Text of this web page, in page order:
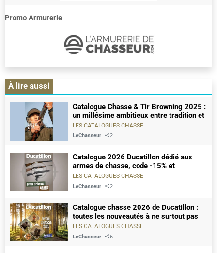
chasseurs
Promo Armurerie
À lire aussi
Catalogue Chasse & Tir Browning 2025 :
un millésime ambitieux entre tradition et
innovation
LES CATALOGUES CHASSE
LeChasseur 2
Catalogue 2026 Ducatillon dédié aux
armes de chasse, code -15% et
téléchargement gratuit
LES CATALOGUES CHASSE
LeChasseur 2
Catalogue chasse 2026 de Ducatillon :
toutes les nouveautés à ne surtout pas
manquer
LES CATALOGUES CHASSE
LeChasseur 5